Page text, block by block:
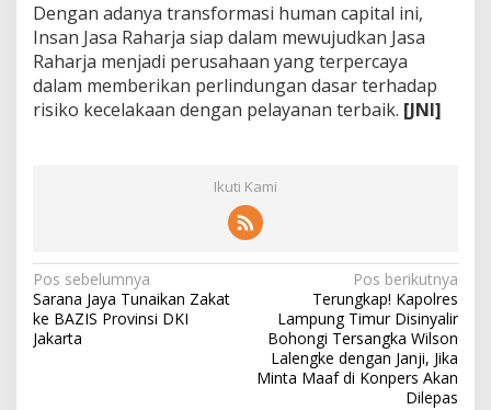
Dengan adanya transformasi human capital ini,
Insan Jasa Raharja siap dalam mewujudkan Jasa
Raharja menjadi perusahaan yang terpercaya
dalam memberikan perlindungan dasar terhadap
risiko kecelakaan dengan pelayanan terbaik. [JNI]
Ikuti Kami
N
a
v
Pos sebelumnya
Sarana Jaya Tunaikan Zakat
ke BAZIS Provinsi DKI
Jakarta
Pos berikutnya
Terungkap! Kapolres
Lampung Timur Disinyalir
Bohongi Tersangka Wilson
Lalengke dengan Janji, Jika
Minta Maaf di Konpers Akan
Dilepas